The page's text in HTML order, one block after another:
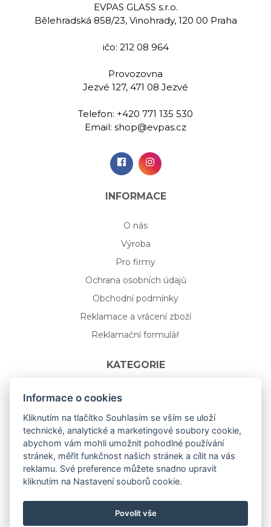
Ručně rytá sklenice na
červené víno 350 ml
609,00 Kč
Přidat do
košíku
červené
EVPAS GLASS s.r.o.
Bělehradská 858/23, Vinohrady, 120 00 Praha
ičo: 212 08 964
Provozovna
Jezvé 127, 471 08 Jezvé
Telefon: +420 771 135 530
Email: shop@evpas.cz
INFORMACE
O nás
Výroba
Pro firmy
Ochrana osobních údajů
Obchodní podmínky
Reklamace a vrácení zboží
Reklamační formulář
KATEGORIE
Nápojové sklo
Bydlení
Dárkový poukaz na míru
Mystery box
Kolekce
NOVÁ rozkvetlá KOLEKCE 🌸🌼
Informace o cookies
Kliknutím na tlačítko Souhlasím se vším se uloží
technické, analytické a marketingové soubory cookie,
abychom vám mohli umožnit pohodlné používání
stránek, měřit funkčnost našich stránek a cílit na vás
reklamu. Své preference můžete snadno upravit
kliknutím na Nastavení souborů cookie.
Povolit vše